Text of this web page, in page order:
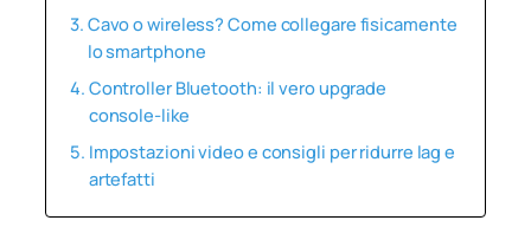
Cavo o wireless? Come collegare fisicamente
lo smartphone
Controller Bluetooth: il vero upgrade
console-like
Impostazioni video e consigli per ridurre lag e
artefatti